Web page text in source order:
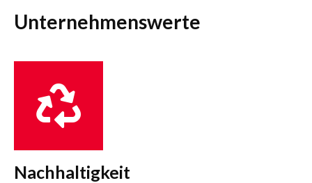
Unternehmenswerte
Nachhaltigkeit